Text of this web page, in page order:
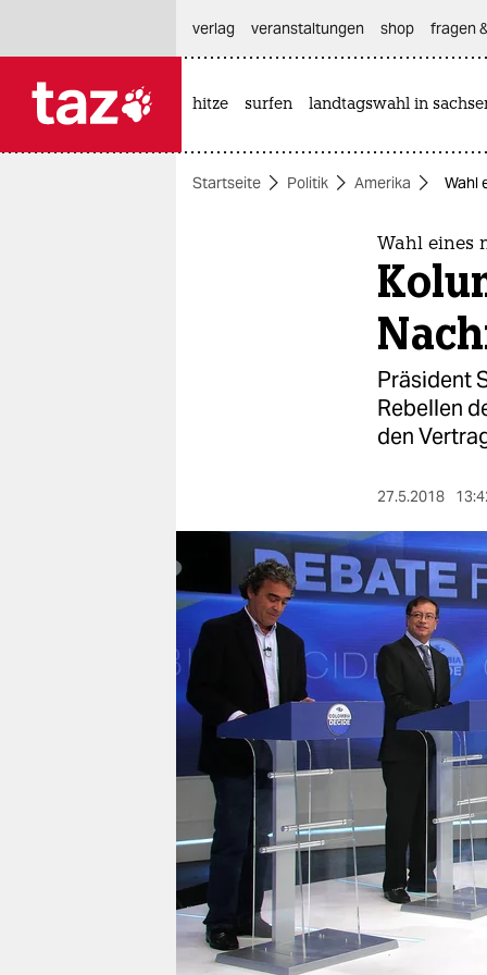
themen
nord
wahrheit
verlag
veranstaltungen
fragen & hilfe
unterstützen
genossenschaft
verlag
veranstaltungen shop fragen
hitze surfen landtagswahl in
Startseite Politik Amerika Wahl
Wahl eines
Präsident
Rebellen
den
27.5.2018